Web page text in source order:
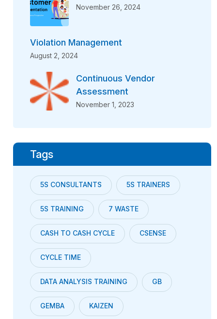
November 26, 2024
Violation Management
August 2, 2024
Continuous Vendor
Assessment
November 1, 2023
Tags
5S CONSULTANTS 5S TRAINERS
5S TRAINING 7 WASTE
CASH TO CASH CYCLE CSENSE
CYCLE TIME
DATA ANALYSIS TRAINING GB
GEMBA KAIZEN